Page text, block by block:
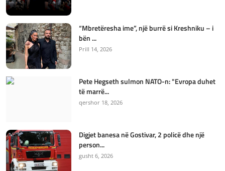
“Mbretëresha ime”, një burrë si Kreshniku – i
bën ...
Prill 14, 2026
Pete Hegseth sulmon NATO-n: "Evropa duhet
të marrë...
qershor 18, 2026
Digjet banesa në Gostivar, 2 policë dhe një
person...
gusht 6, 2026